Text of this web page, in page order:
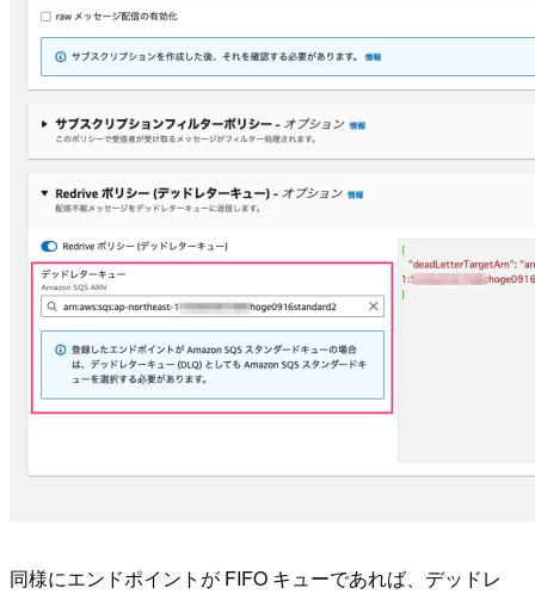
同様にエンドポイントが FIFO キューであれば、デッドレ